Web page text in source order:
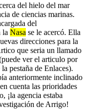
del hielo del mar
de ciencias marinas.
del
la Nasa se le acercó. Ella
direcciones para la
que seria un llamado
ver el articulo por
pestaña de Enlaces).
anteriormente inclinado
cuenta las prioridades
¡la agencia estaba
de Arrigo!